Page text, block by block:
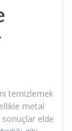
temizlemek
metal
elde